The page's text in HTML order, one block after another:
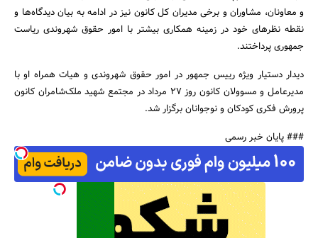
و معاونان، مشاوران و برخی مدیران کل کانون نیز در ادامه به بیان دیدگاه‌ها و
نقطه نظرهای خود در زمینه همکاری بیشتر با امور حقوق شهروندی ریاست
جمهوری پرداختند.
دیدار دستیار ویژه رییس جمهور در امور حقوق شهروندی و هیات همراه او با
مدیرعامل و مسوولان کانون روز 27 مرداد در مجتمع شهید ملک‌شامران کانون
پرورش فکری کودکان و نوجوانان برگزار شد.
### پایان خبر رسمی